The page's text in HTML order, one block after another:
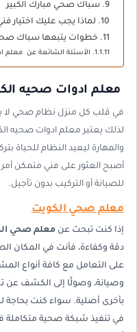
سباك صحي مبارك الكبير
لماذا يجب عليك اختيار
خطوات يتبعها سباك صحي
الأسئلة الشائعة عن معلم
معلم ادوات صحيه
في قلب كل منزل نظام صحي لا
لذلك يعتبر معلم ادوات صحيه
والمهارة ليعيد النظام للحياة
أصبح العثور على فني متمكن
للصيانة أو التركيب بدون تأجيل.
معلم صحي الكويت
إذا كنت تبحث عن معلم صحي
دقة وكفاءة، فأنت في المكان
على التعامل مع كافة أنواع
وصيانة، وصولًا إلى الكشف عن
بأخرى أصلية. سواء كنت بحاجة
في تنفيذ شبكة صحية متكاملة